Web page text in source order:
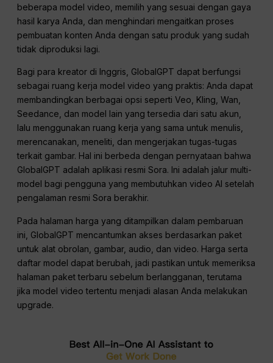
beberapa model video, memilih yang sesuai dengan gaya
hasil karya Anda, dan menghindari mengaitkan proses
pembuatan konten Anda dengan satu produk yang sudah
tidak diproduksi lagi.
Bagi para kreator di Inggris, GlobalGPT dapat berfungsi
sebagai ruang kerja model video yang praktis: Anda dapat
membandingkan berbagai opsi seperti Veo, Kling, Wan,
Seedance, dan model lain yang tersedia dari satu akun,
lalu menggunakan ruang kerja yang sama untuk menulis,
merencanakan, meneliti, dan mengerjakan tugas-tugas
terkait gambar. Hal ini berbeda dengan pernyataan bahwa
GlobalGPT adalah aplikasi resmi Sora. Ini adalah jalur multi-
model bagi pengguna yang membutuhkan video AI setelah
pengalaman resmi Sora berakhir.
Pada halaman harga yang ditampilkan dalam pembaruan
ini, GlobalGPT mencantumkan akses berdasarkan paket
untuk alat obrolan, gambar, audio, dan video. Harga serta
daftar model dapat berubah, jadi pastikan untuk memeriksa
halaman paket terbaru sebelum berlangganan, terutama
jika model video tertentu menjadi alasan Anda melakukan
upgrade.